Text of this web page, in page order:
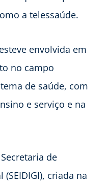
a telessaúde.
envolvida em
no campo
de saúde, com
e serviço e na
de
criada na